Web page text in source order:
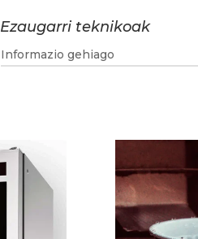
Ezaugarri teknikoak
Informazio gehiago